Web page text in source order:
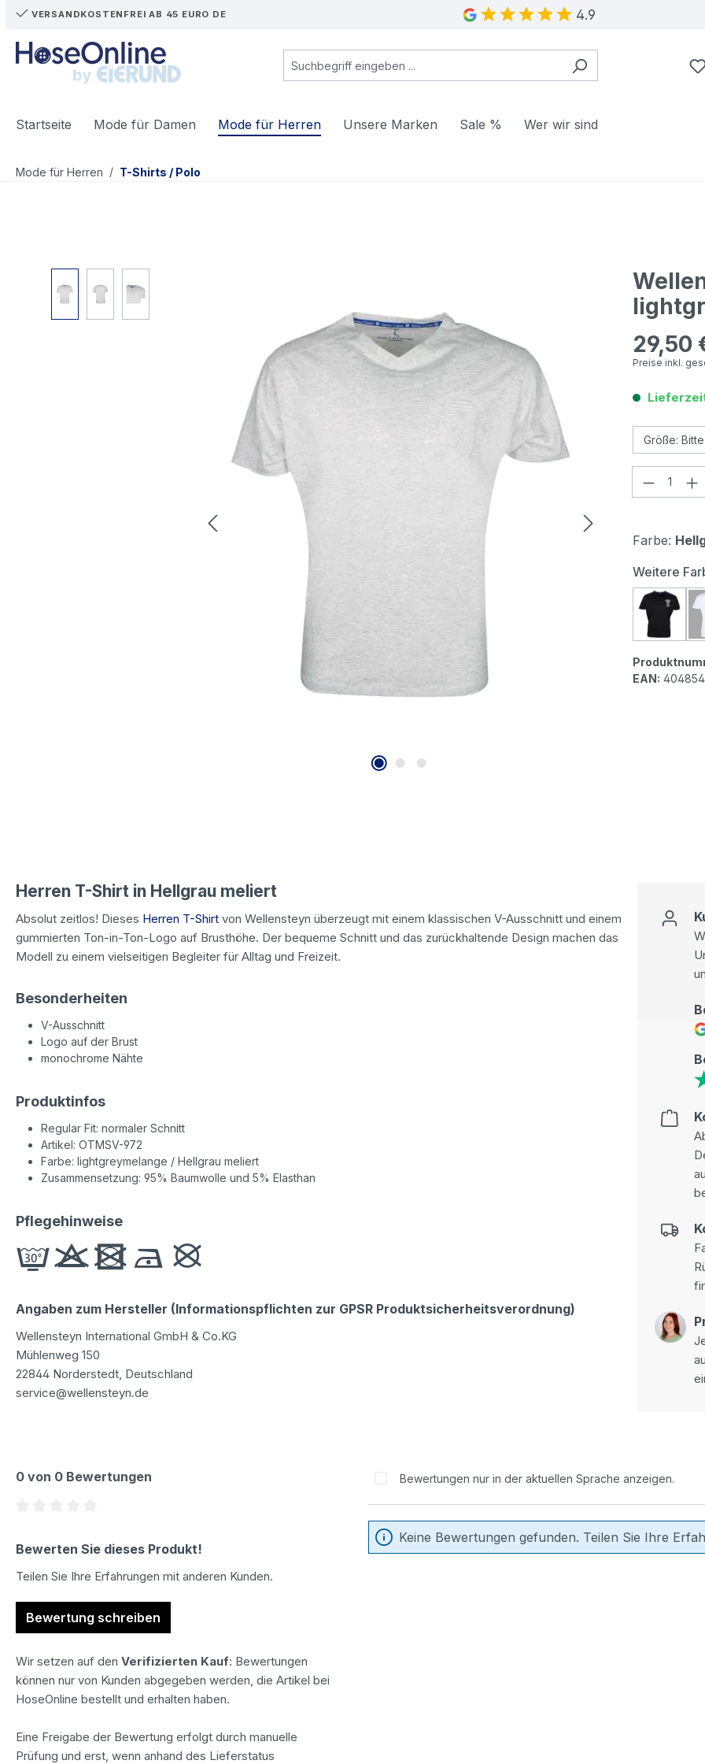
Hauptinhalt springen
Zur Suche springen
Zur Hauptnavigation springen
VERSANDKOSTENFREI AB 45 EURO DE 4.9
Startseite Mode für Damen Mode für Herren Unsere Marken Sale % Wer wir sind
Mode für Herren / T-Shirts / Polo
Regulärer
29,50
Preise inkl.
Farbe:
Weitere
EAN:
Herren T-Shirt in Hellgrau meliert
Absolut zeitlos! Dieses Herren T-Shirt von Wellensteyn überzeugt mit einem klassischen V-Ausschnitt und einem
gummierten Ton-in-Ton-Logo auf Brusthöhe. Der bequeme Schnitt und das zurückhaltende Design machen das
Modell zu einem vielseitigen Begleiter für Alltag und Freizeit.
Besonderheiten
V-Ausschnitt
Logo auf der Brust
monochrome Nähte
Produktinfos
Regular Fit: normaler Schnitt
Artikel: OTMSV-972
Farbe: lightgreymelange / Hellgrau meliert
Zusammensetzung: 95% Baumwolle und 5% Elasthan
Pflegehinweise
Angaben zum Hersteller (Informationspflichten zur GPSR Produktsicherheitsverordnung)
Wellensteyn International GmbH & Co.KG
Mühlenweg 150
22844 Norderstedt, Deutschland
service@wellensteyn.de
0 von 0 Bewertungen
Bewerten Sie dieses Produkt!
Teilen Sie Ihre Erfahrungen mit anderen Kunden.
Bewertung schreiben
Wir setzen auf den Verifizierten Kauf: Bewertungen
können nur von Kunden abgegeben werden, die Artikel bei
HoseOnline bestellt und erhalten haben.
Eine Freigabe der Bewertung erfolgt durch manuelle
Prüfung und erst, wenn anhand des Lieferstatus
Bewertungen nur in der aktuellen Sprache anzeigen.
Keine Bewertungen gefunden. Teilen Sie Ihre